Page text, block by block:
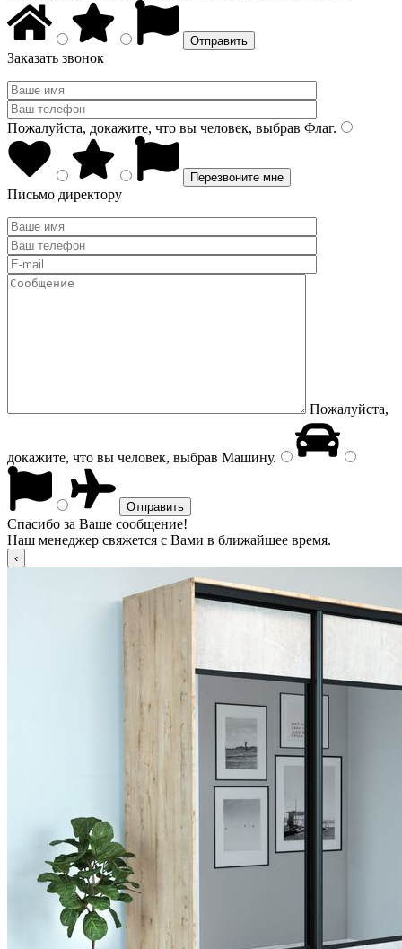
Заказать звонок
Пожалуйста, докажите, что вы человек, выбрав Флаг.
Письмо директору
Пожалуйста,
докажите, что вы человек, выбрав Машину.
Спасибо за Ваше сообщение!
Наш менеджер свяжется с Вами в ближайшее время.